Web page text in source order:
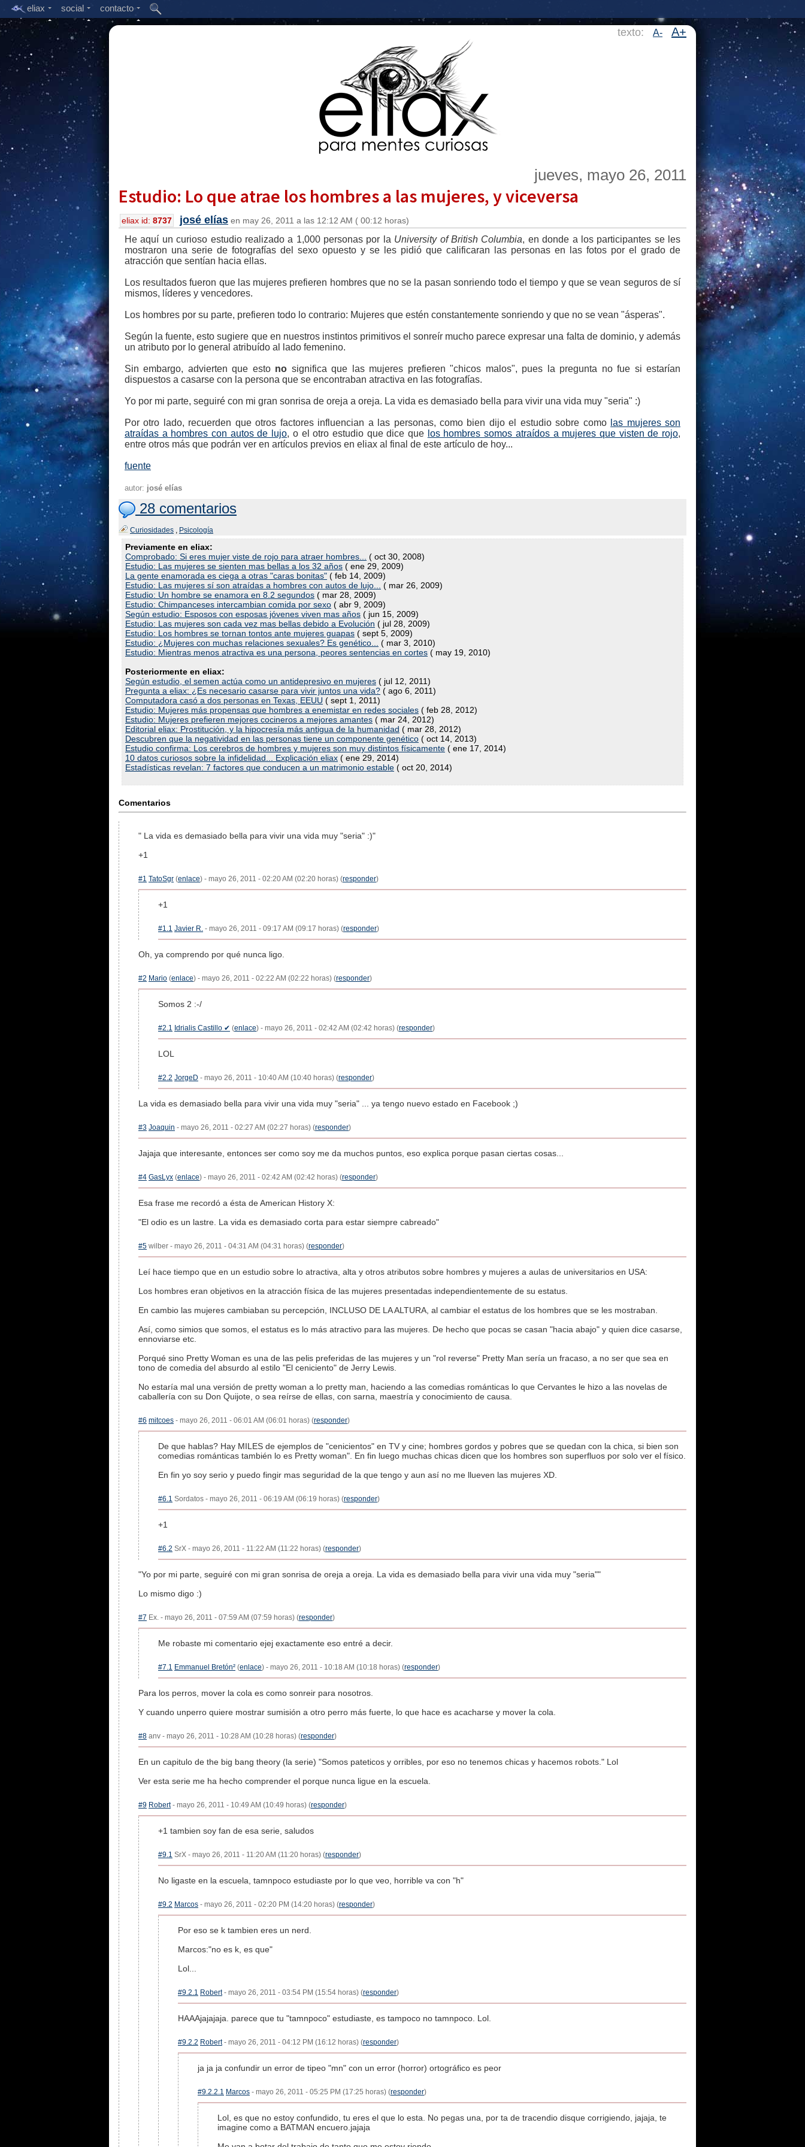
eliax social contacto
texto: A- A+
jueves, mayo 26, 2011
Estudio: Lo que atrae los hombres a las mujeres, y viceversa
eliax id: 8737 josé elías en may 26, 2011 a las 12:12 AM ( 00:12 horas)
He aquí un curioso estudio realizado a 1,000 personas por la University of British Columbia, en donde a los participantes se les
mostraron una serie de fotografías del sexo opuesto y se les pidió que calificaran las personas en las fotos por el grado de
atracción que sentían hacia ellas.
Los resultados fueron que las mujeres prefieren hombres que no se la pasan sonriendo todo el tiempo y que se vean seguros de sí
mismos, líderes y vencedores.
Los hombres por su parte, prefieren todo lo contrario: Mujeres que estén constantemente sonriendo y que no se vean "ásperas".
Según la fuente, esto sugiere que en nuestros instintos primitivos el sonreír mucho parece expresar una falta de dominio, y además
un atributo por lo general atribuído al lado femenino.
Sin embargo, advierten que esto no significa que las mujeres prefieren "chicos malos", pues la pregunta no fue si estarían
dispuestos a casarse con la persona que se encontraban atractiva en las fotografías.
Yo por mi parte, seguiré con mi gran sonrisa de oreja a oreja. La vida es demasiado bella para vivir una vida muy "seria" :)
Por otro lado, recuerden que otros factores influencian a las personas, como bien dijo el estudio sobre como las mujeres son
atraídas a hombres con autos de lujo, o el otro estudio que dice que los hombres somos atraídos a mujeres que visten de rojo,
entre otros más que podrán ver en artículos previos en eliax al final de este artículo de hoy...
fuente
autor: josé elías
28 comentarios
Curiosidades , Psicología
Previamente en eliax:
Comprobado: Si eres mujer viste de rojo para atraer hombres...
( oct 30, 2008)
Estudio: Las mujeres se sienten mas bellas a los 32 años ( ene 29, 2009)
La gente enamorada es ciega a otras "caras bonitas" ( feb 14, 2009)
Estudio: Las mujeres sí son atraídas a hombres con autos de lujo...
( mar 26, 2009)
Estudio: Un hombre se enamora en 8.2 segundos ( mar 28, 2009)
Estudio: Chimpanceses intercambian comida por sexo ( abr 9, 2009)
Según estudio: Esposos con esposas jóvenes viven mas años ( jun 15, 2009)
Estudio: Las mujeres son cada vez mas bellas debido a Evolución ( jul 28, 2009)
Estudio: Los hombres se tornan tontos ante mujeres guapas ( sept 5, 2009)
Estudio: ¿Mujeres con muchas relaciones sexuales? Es genético...
( mar 3, 2010)
Estudio: Mientras menos atractiva es una persona, peores sentencias en cortes ( may 19, 2010)
Posteriormente en eliax:
Según estudio, el semen actúa como un antidepresivo en mujeres ( jul 12, 2011)
Pregunta a eliax: ¿Es necesario casarse para vivir juntos una vida? ( ago 6, 2011)
Computadora casó a dos personas en Texas, EEUU ( sept 1, 2011)
Estudio: Mujeres más propensas que hombres a enemistar en redes sociales ( feb 28, 2012)
Estudio: Mujeres prefieren mejores cocineros a mejores amantes ( mar 24, 2012)
Editorial eliax: Prostitución, y la hipocresía más antigua de la humanidad ( mar 28, 2012)
Descubren que la negatividad en las personas tiene un componente genético ( oct 14, 2013)
Estudio confirma: Los cerebros de hombres y mujeres son muy distintos físicamente ( ene 17, 2014)
10 datos curiosos sobre la infidelidad... Explicación eliax ( ene 29, 2014)
Estadísticas revelan: 7 factores que conducen a un matrimonio estable ( oct 20, 2014)
Comentarios
" La vida es demasiado bella para vivir una vida muy "seria" :)"
+1
#1 TatoSgr (enlace) - mayo 26, 2011 - 02:20 AM (02:20 horas) (responder)
+1
#1.1 Javier R. - mayo 26, 2011 - 09:17 AM (09:17 horas) (responder)
Oh, ya comprendo por qué nunca ligo.
#2 Mario (enlace) - mayo 26, 2011 - 02:22 AM (02:22 horas) (responder)
Somos 2 :-/
#2.1 Idrialis Castillo ✔ (enlace) - mayo 26, 2011 - 02:42 AM (02:42 horas) (responder)
LOL
#2.2 JorgeD - mayo 26, 2011 - 10:40 AM (10:40 horas) (responder)
La vida es demasiado bella para vivir una vida muy "seria" ... ya tengo nuevo estado en Facebook ;)
#3 Joaquin - mayo 26, 2011 - 02:27 AM (02:27 horas) (responder)
Jajaja que interesante, entonces ser como soy me da muchos puntos, eso explica porque pasan ciertas cosas...
#4 GasLyx (enlace) - mayo 26, 2011 - 02:42 AM (02:42 horas) (responder)
Esa frase me recordó a ésta de American History X:
"El odio es un lastre. La vida es demasiado corta para estar siempre cabreado"
#5 wilber - mayo 26, 2011 - 04:31 AM (04:31 horas) (responder)
Leí hace tiempo que en un estudio sobre lo atractiva, alta y otros atributos sobre hombres y mujeres a aulas de universitarios en USA:
Los hombres eran objetivos en la atracción física de las mujeres presentadas independientemente de su estatus.
En cambio las mujeres cambiaban su percepción, INCLUSO DE LA ALTURA, al cambiar el estatus de los hombres que se les mostraban.
Así, como simios que somos, el estatus es lo más atractivo para las mujeres. De hecho que pocas se casan "hacia abajo" y quien dice casarse,
ennoviarse etc.
Porqué sino Pretty Woman es una de las pelis preferidas de las mujeres y un "rol reverse" Pretty Man sería un fracaso, a no ser que sea en
tono de comedia del absurdo al estilo "El ceniciento" de Jerry Lewis.
No estaría mal una versión de pretty woman a lo pretty man, haciendo a las comedias románticas lo que Cervantes le hizo a las novelas de
caballería con su Don Quijote, o sea reírse de ellas, con sarna, maestría y conocimiento de causa.
#6 mitcoes - mayo 26, 2011 - 06:01 AM (06:01 horas) (responder)
De que hablas? Hay MILES de ejemplos de "cenicientos" en TV y cine; hombres gordos y pobres que se quedan con la chica, si bien son
comedias románticas también lo es Pretty woman". En fin luego muchas chicas dicen que los hombres son superfluos por solo ver el físico.
En fin yo soy serio y puedo fingir mas seguridad de la que tengo y aun así no me llueven las mujeres XD.
#6.1 Sordatos - mayo 26, 2011 - 06:19 AM (06:19 horas) (responder)
+1
#6.2 SrX - mayo 26, 2011 - 11:22 AM (11:22 horas) (responder)
"Yo por mi parte, seguiré con mi gran sonrisa de oreja a oreja. La vida es demasiado bella para vivir una vida muy "seria""
Lo mismo digo :)
#7 Ex. - mayo 26, 2011 - 07:59 AM (07:59 horas) (responder)
Me robaste mi comentario ejej exactamente eso entré a decir.
#7.1 Emmanuel Bretón² (enlace) - mayo 26, 2011 - 10:18 AM (10:18 horas) (responder)
Para los perros, mover la cola es como sonreir para nosotros.
Y cuando unperro quiere mostrar sumisión a otro perro más fuerte, lo que hace es acacharse y mover la cola.
#8 anv - mayo 26, 2011 - 10:28 AM (10:28 horas) (responder)
En un capitulo de the big bang theory (la serie) "Somos pateticos y orribles, por eso no tenemos chicas y hacemos robots." Lol
Ver esta serie me ha hecho comprender el porque nunca ligue en la escuela.
#9 Robert- mayo 26, 2011 - 10:49 AM (10:49 horas) (responder)
+1 tambien soy fan de esa serie, saludos
#9.1 SrX - mayo 26, 2011 - 11:20 AM (11:20 horas) (responder)
No ligaste en la escuela, tamnpoco estudiaste por lo que veo, horrible va con "h"
#9.2 Marcos - mayo 26, 2011 - 02:20 PM (14:20 horas) (responder)
Por eso se k tambien eres un nerd.
Marcos:"no es k, es que"
Lol...
#9.2.1 Robert- mayo 26, 2011 - 03:54 PM (15:54 horas) (responder)
HAAAjajajaja. parece que tu "tamnpoco" estudiaste, es tampoco no tamnpoco. Lol.
#9.2.2 Robert- mayo 26, 2011 - 04:12 PM (16:12 horas) (responder)
ja ja ja confundir un error de tipeo "mn" con un error (horror) ortográfico es peor
#9.2.2.1 Marcos - mayo 26, 2011 - 05:25 PM (17:25 horas) (responder)
Lol, es que no estoy confundido, tu eres el que lo esta. No pegas una, por ta de tracendio disque corrigiendo, jajaja, te
imagine como a BATMAN encuero.jajaja